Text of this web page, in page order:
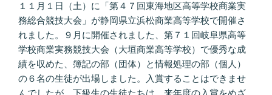
１１月１日（土）に「第４７回東海地区高等学校商業実
務総合競技大会」が静岡県立浜松商業高等学校で開催さ
れました。９月に開催されました、第７１回岐阜県高等
学校商業実務競技大会（大垣商業高等学校）で優秀な成
績を収めた、簿記の部（団体）と情報処理の部（個人）
の６名の生徒が出場しました。入賞することはできませ